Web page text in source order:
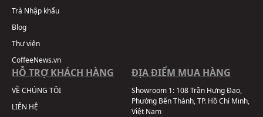
Trà Nhập khẩu
Blog
Thư viện
CoffeeNews.vn
HỖ TRỢ KHÁCH HÀNG
VỀ CHÚNG TÔI
LIÊN HỆ
ĐỊA ĐIỂM MUA HÀNG
Showroom 1: 108 Trần Hưng Đạo,
Phường Bến Thành, TP. Hồ Chí Minh,
Việt Nam